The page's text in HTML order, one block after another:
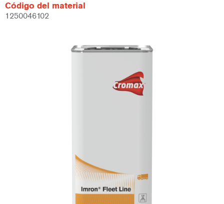
Código del material
1250046102